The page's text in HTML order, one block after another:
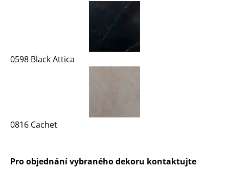
0598 Black Attica
0816 Cachet
Pro objednání vybraného dekoru kontaktujte